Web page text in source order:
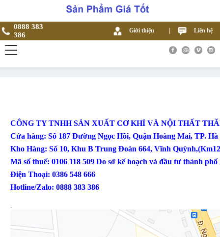
0888 383
386
Giới thiệu Liên hệ
CÔNG TY TNHH SẢN XUẤT CƠ KHÍ VÀ NỘI THẤT
Cửa hàng: Số 187 Đường Ngọc Hồi, Quận Hoàng Mai, TP. Hà
Kho Hàng: Số 10, Khu B Trung Đoàn 664, Vĩnh
Mã số thuế: 0106 118 509 Do sở kế hoạch và đầu tư thành
Điện Thoại: 0386 548 666
Hotline/Zalo: 0888 383 386
.